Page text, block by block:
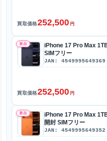
買取価格252,500 円
新品
iPhone 17 Pro Max
SIMフリー
JAN: 4549995649369
買取価格252,500 円
新品
iPhone 17 Pro Max
開封 SIMフリー
JAN: 4549995649352